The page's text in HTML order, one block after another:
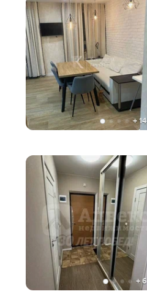
+14
+ 6